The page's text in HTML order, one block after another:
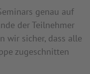
genau auf
der Teilnehmer
wir sicher, dass alle
zugeschnitten